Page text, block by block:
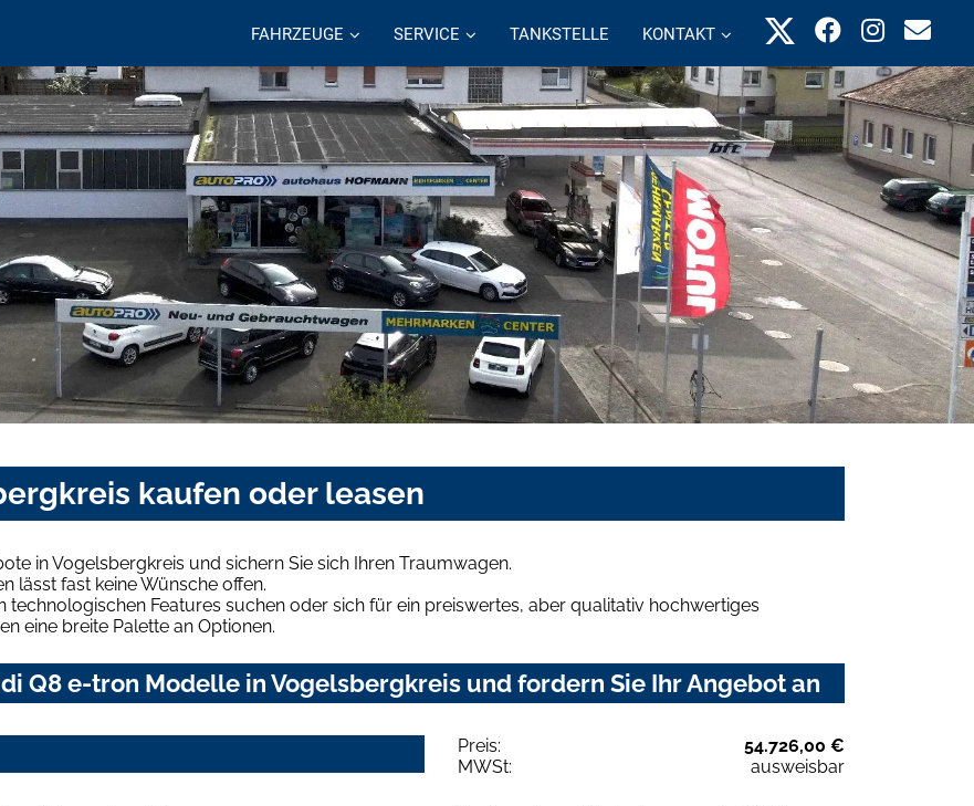
FAHRZEUGE SERVICE TANKSTELLE KONTAKT
kaufen oder leasen
in Vogelsbergkreis und sichern Sie sich Ihren Traumwagen.
lässt fast keine Wünsche offen.
technologischen Features suchen oder sich für ein preiswertes, aber qualitativ hochwertiges
eine breite Palette an Optionen.
Q8 e-tron Modelle in Vogelsbergkreis und fordern Sie Ihr Angebot an
Preis:
54.726,00 €
MWSt:
ausweisbar